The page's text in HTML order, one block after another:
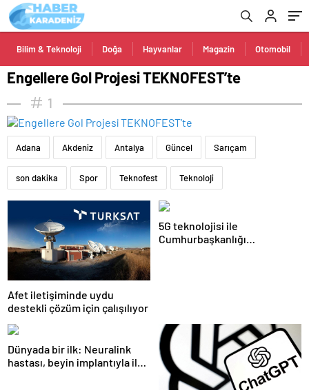
Bilim & Teknoloji Doğa Hayvanlar Magazin Otomobil
Engellere Gol Projesi TEKNOFEST’te
1
Adana Akdeniz Antalya Güncel Sarıçam
son dakika Spor Teknofest Teknoloji
Afet iletişiminde uydu
destekli çözüm için çalışılıyor
5G teknolojisi ile
Cumhurbaşkanlığı
Dünyada bir ilk: Neuralink
hastası, beyin implantıyla ilk